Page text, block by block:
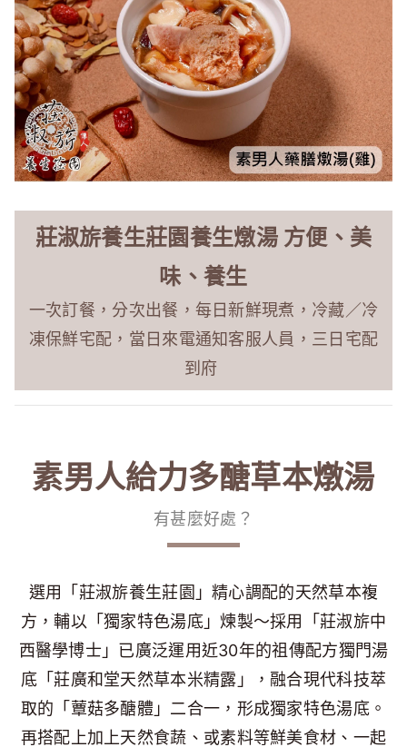
莊淑旂養生莊園養生燉湯 方便、美
味、養生
一次訂餐，分次出餐，每日新鮮現煮，冷藏／冷
凍保鮮宅配，當日來電通知客服人員，三日宅配
到府
素男人給力多醣草本燉湯
有甚麼好處？
選用「莊淑旂養生莊園」精心調配的天然草本複
方，輔以「獨家特色湯底」煉製～採用「莊淑旂中
西醫學博士」已廣泛運用近30年的祖傳配方獨門湯
底「莊廣和堂天然草本米精露」，融合現代科技萃
取的「蕈菇多醣體」二合一，形成獨家特色湯底。
再搭配上加上天然食蔬、或素料等鮮美食材、一起